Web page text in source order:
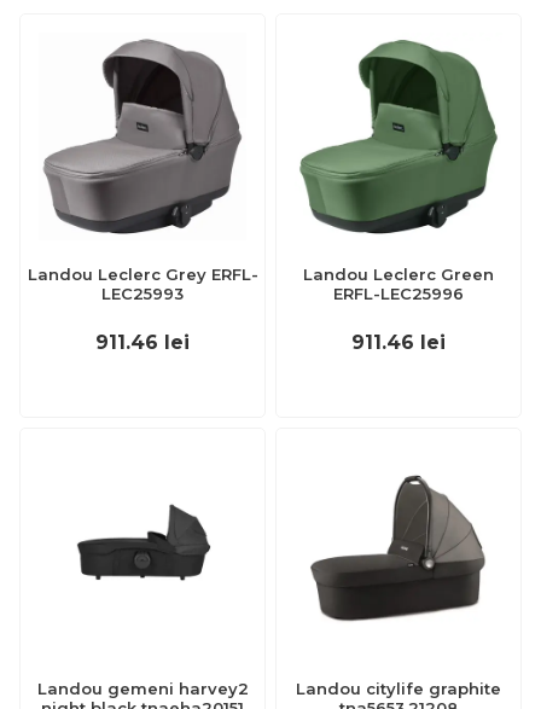
Landou Leclerc Grey ERFL-
LEC25993
911.46 lei
Landou Leclerc Green
ERFL-LEC25996
911.46 lei
Landou gemeni harvey2
Landou citylife graphite